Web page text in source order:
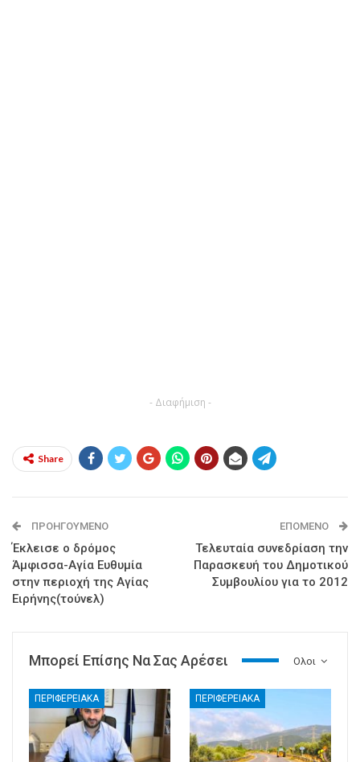
- Διαφήμιση -
Share
ΠΡΟΗΓΟΎΜΕΝΟ
Έκλεισε ο δρόμος
Άμφισσα-Αγία Ευθυμία
στην περιοχή της Αγίας
Ειρήνης(τούνελ)
ΕΠΌΜΕΝΟ
Τελευταία συνεδρίαση την
Παρασκευή του Δημοτικού
Συμβουλίου για το 2012
Ολοι
Μπορεί Επίσης Να Σας Αρέσει
ΠΕΡΙΦΕΡΕΙΑΚΑ ΠΕΡΙΦΕΡΕΙΑΚΑ